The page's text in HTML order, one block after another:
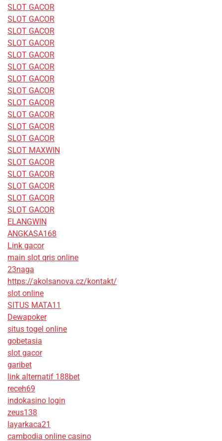
SLOT GACOR
SLOT GACOR
SLOT GACOR
SLOT GACOR
SLOT GACOR
SLOT GACOR
SLOT GACOR
SLOT GACOR
SLOT GACOR
SLOT GACOR
SLOT GACOR
SLOT GACOR
SLOT MAXWIN
SLOT GACOR
SLOT GACOR
SLOT GACOR
SLOT GACOR
SLOT GACOR
ELANGWIN
ANGKASA168
Link gacor
main slot qris online
23naga
https://akolsanova.cz/kontakt/
slot online
SITUS MATA11
Dewapoker
situs togel online
gobetasia
slot gacor
garibet
link alternatif 188bet
receh69
indokasino login
zeus138
layarkaca21
cambodia online casino